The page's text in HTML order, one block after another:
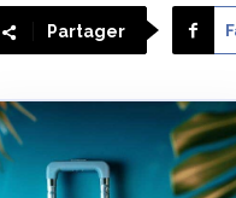
Partager